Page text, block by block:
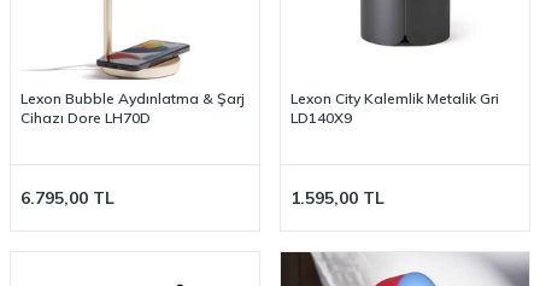
Lexon Bubble Aydınlatma & Şarj
Cihazı Dore LH70D
6.795,00 TL
Lexon City Kalemlik Metalik Gri
LD140X9
1.595,00 TL